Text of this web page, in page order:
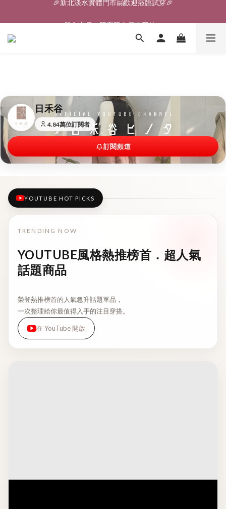
🎉新北淡水實體門市🤗歡迎蒞臨試穿🎉
日禾谷
4.84萬位訂閱者
訂閱頻道
YOUTUBE HOT PICKS
TRENDING NOW
YOUTUBE風格熱推榜首．超人氣
話題商品
榮登熱推榜首的人氣急升話題單品，
一次整理給你最值得入手的注目穿搭。
在 YouTube 開啟